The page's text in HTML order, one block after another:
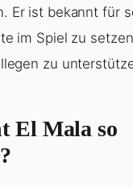
Er ist bekannt für
im Spiel zu
zu
El Mala so